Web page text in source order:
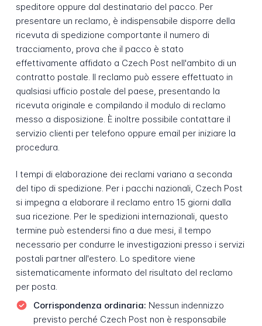
speditore oppure dal destinatario del pacco. Per
presentare un reclamo, è indispensabile disporre della
ricevuta di spedizione comportante il numero di
tracciamento, prova che il pacco è stato
effettivamente affidato a Czech Post nell'ambito di un
contratto postale. Il reclamo può essere effettuato in
qualsiasi ufficio postale del paese, presentando la
ricevuta originale e compilando il modulo di reclamo
messo a disposizione. È inoltre possibile contattare il
servizio clienti per telefono oppure email per iniziare la
procedura.
I tempi di elaborazione dei reclami variano a seconda
del tipo di spedizione. Per i pacchi nazionali, Czech Post
si impegna a elaborare il reclamo entro 15 giorni dalla
sua ricezione. Per le spedizioni internazionali, questo
termine può estendersi fino a due mesi, il tempo
necessario per condurre le investigazioni presso i servizi
postali partner all'estero. Lo speditore viene
sistematicamente informato del risultato del reclamo
per posta.
Corrispondenza ordinaria: Nessun indennizzo
previsto perché Czech Post non è responsabile